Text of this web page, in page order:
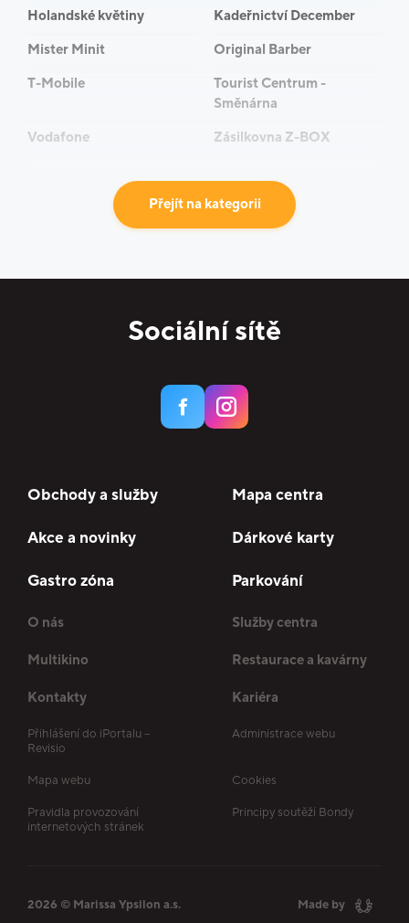
Holandské květiny
Kadeřnictví December
Mister Minit
Original Barber
T-Mobile
Tourist Centrum -
Směnárna
Vodafone
Zásilkovna Z-BOX
Přejít na kategorii
Sociální sítě
Obchody a služby Mapa centra
Akce a novinky Dárkové karty
Gastro zóna Parkování
O nás Služby centra
Multikino Restaurace a kavárny
Kontakty Kariéra
Přihlášení do iPortalu –
Revisio
Administrace webu
Mapa webu Cookies
Pravidla provozování
internetových stránek
Principy soutěží Bondy
2026 © Marissa Ypsilon a.s. Made by